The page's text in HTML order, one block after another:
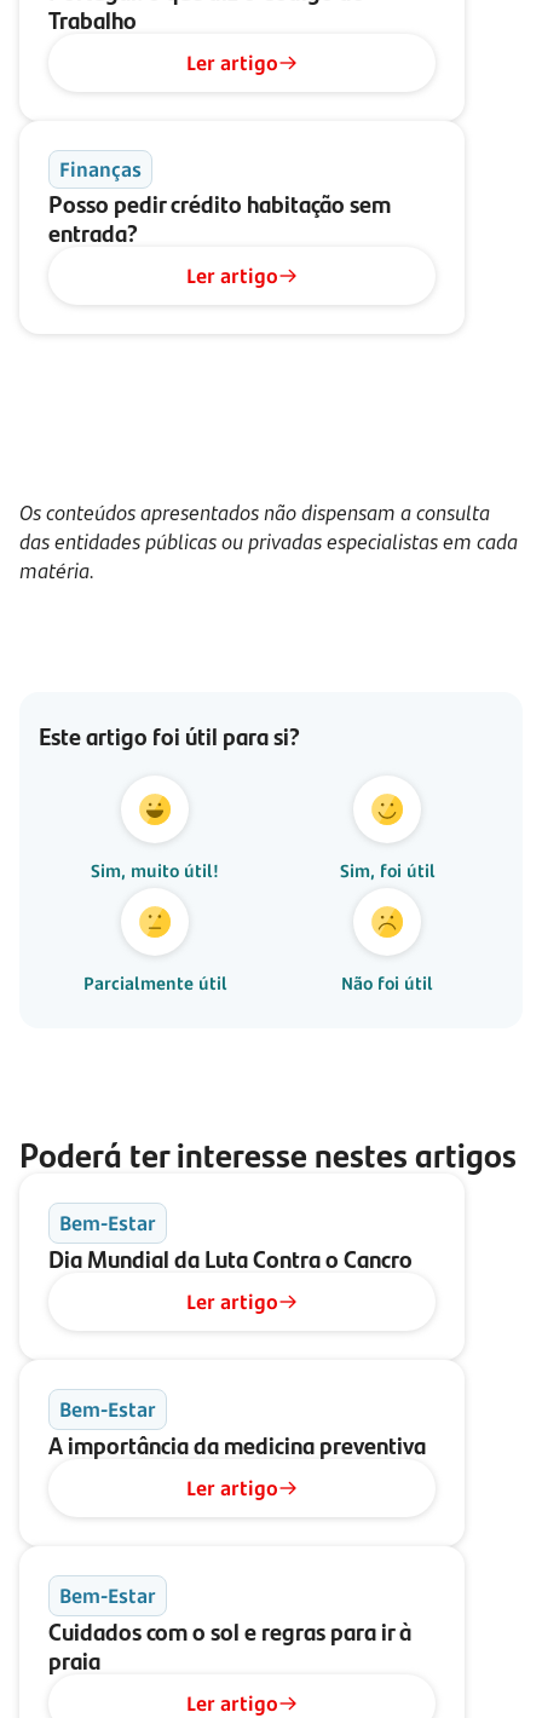
Trabalho
Ler artigo
Finanças
Posso pedir crédito habitação sem
entrada?
Ler artigo
Os conteúdos apresentados não dispensam a consulta
das entidades públicas ou privadas especialistas em cada
matéria.
Este artigo foi útil para si?
Sim, muito útil! Sim, foi útil
Parcialmente útil Não foi útil
Poderá ter interesse nestes artigos
Bem-Estar
Dia Mundial da Luta Contra o Cancro
Ler artigo
Bem-Estar
A importância da medicina preventiva
Ler artigo
Bem-Estar
Cuidados com o sol e regras para ir à
praia
Ler artigo